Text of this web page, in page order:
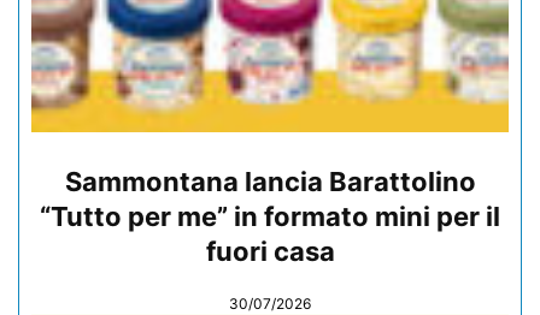
Sammontana lancia Barattolino
“Tutto per me” in formato mini per il
fuori casa
30/07/2026